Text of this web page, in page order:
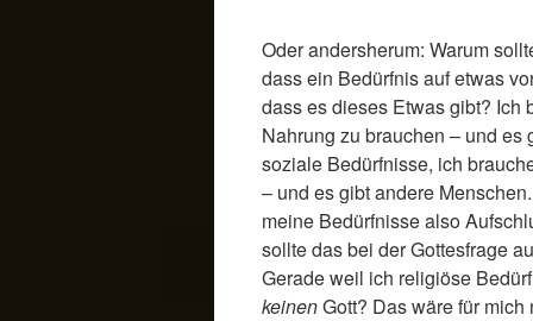
Oder andersherum: Warum
dass ein Bedürfnis auf etwas
dass es dieses Etwas gibt? Ich
Nahrung zu brauchen – und es
soziale Bedürfnisse, ich
– und es gibt andere
meine Bedürfnisse also
sollte das bei der Gottesfrage
Gerade weil ich religiöse
keinenGott? Das wäre für